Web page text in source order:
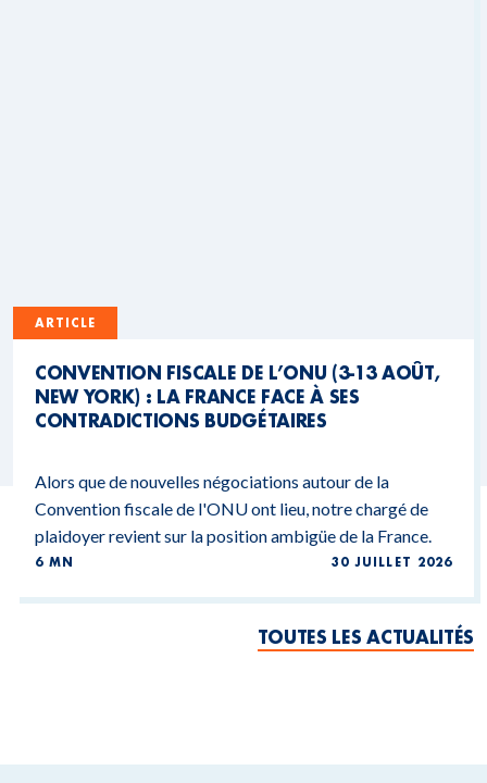
ARTICLE
CONVENTION FISCALE DE L’ONU (3-13 AOÛT,
NEW YORK) : LA FRANCE FACE À SES
CONTRADICTIONS BUDGÉTAIRES
Alors que de nouvelles négociations autour de la
Convention fiscale de l'ONU ont lieu, notre chargé de
plaidoyer revient sur la position ambigüe de la France.
6 MN 30 JUILLET 2026
TOUTES LES ACTUALITÉS